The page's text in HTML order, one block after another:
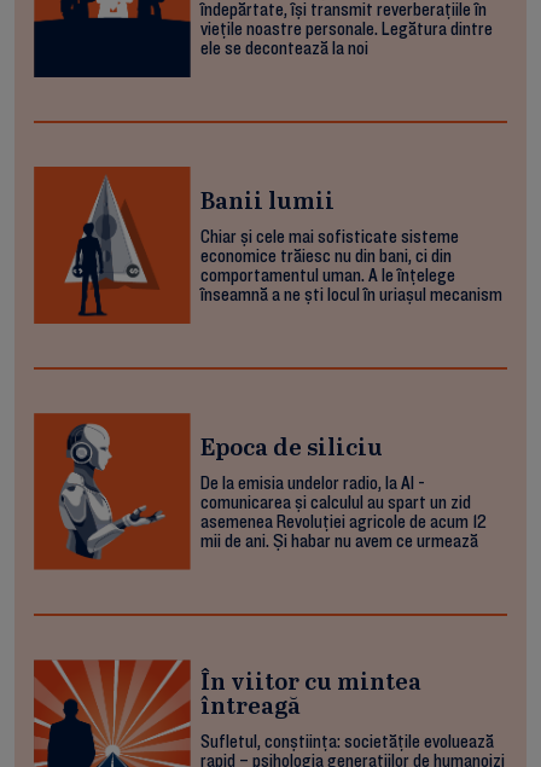
îndepărtate, își transmit reverberațiile în
viețile noastre personale. Legătura dintre
ele se decontează la noi
Banii lumii
Chiar și cele mai sofisticate sisteme
economice trăiesc nu din bani, ci din
comportamentul uman. A le înțelege
înseamnă a ne ști locul în uriașul mecanism
Epoca de siliciu
De la emisia undelor radio, la AI -
comunicarea și calculul au spart un zid
asemenea Revoluției agricole de acum 12
mii de ani. Și habar nu avem ce urmează
În viitor cu mintea
întreagă
Sufletul, conștiința: societățile evoluează
rapid – psihologia generațiilor de humanoizi